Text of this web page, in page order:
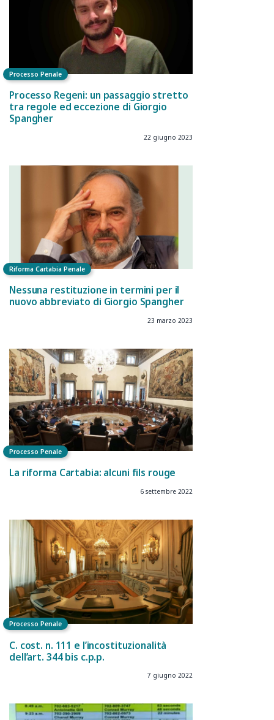
Processo Penale
Processo Regeni: un passaggio stretto
tra regole ed eccezione di Giorgio
Spangher
22 giugno 2023
Riforma Cartabia Penale
Nessuna restituzione in termini per il
nuovo abbreviato di Giorgio Spangher
23 marzo 2023
Processo Penale
La riforma Cartabia: alcuni fils rouge
6 settembre 2022
Processo Penale
C. cost. n. 111 e l’incostituzionalità
dell’art. 344 bis c.p.p.
7 giugno 2022